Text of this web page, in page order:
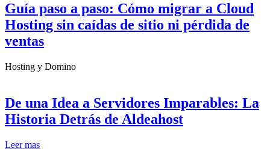
Guía paso a paso: Cómo migrar a Cloud
Hosting sin caídas de sitio ni pérdida de
ventas
Hosting y Domino
De una Idea a Servidores Imparables: La
Historia Detrás de Aldeahost
Leer mas